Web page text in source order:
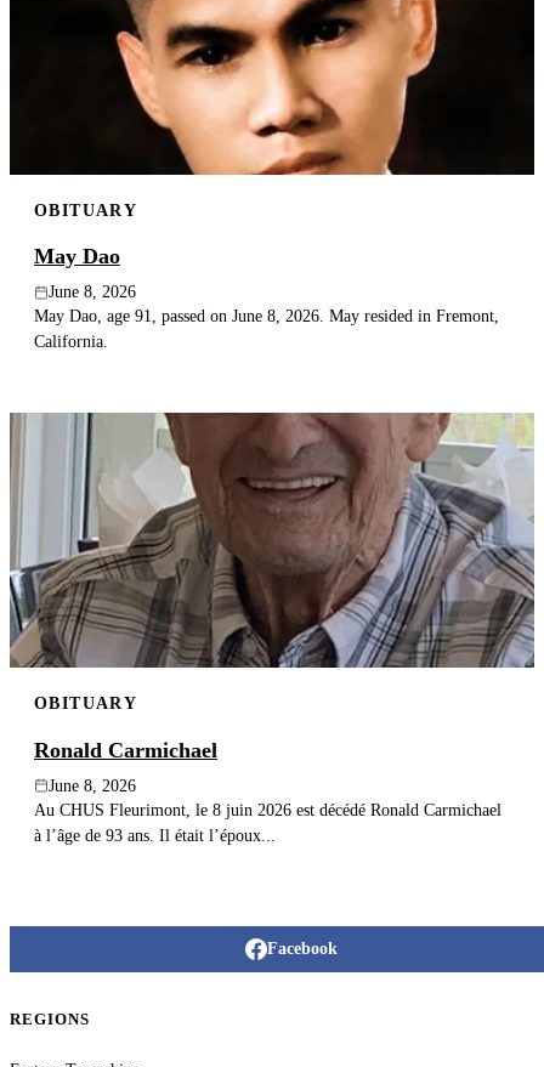
OBITUARY
May Dao
June 8, 2026
May Dao, age 91, passed on June 8, 2026. May resided in Fremont,
California.
OBITUARY
Ronald Carmichael
June 8, 2026
Au CHUS Fleurimont, le 8 juin 2026 est décédé Ronald Carmichael
à l’âge de 93 ans. Il était l’époux...
Facebook
REGIONS